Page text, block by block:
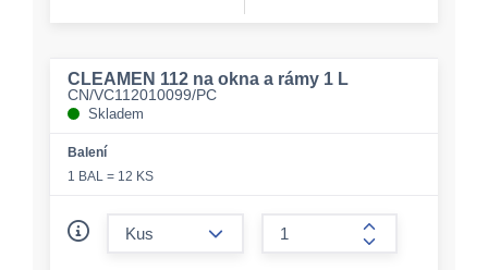
CLEAMEN 112 na okna a rámy 1 L
CN/VC112010099/PC
Skladem
Balení
1 BAL = 12 KS
form.increase-